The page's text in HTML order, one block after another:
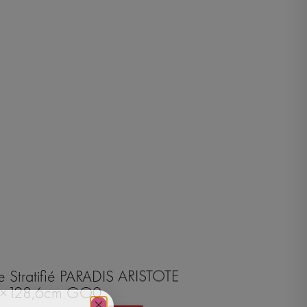
Stratifié PARADIS ARISTOTE
GO0